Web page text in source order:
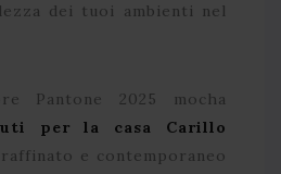
dei tuoi ambienti nel
Pantone 2025 mocha
per la casa Carillo
e contemporaneo